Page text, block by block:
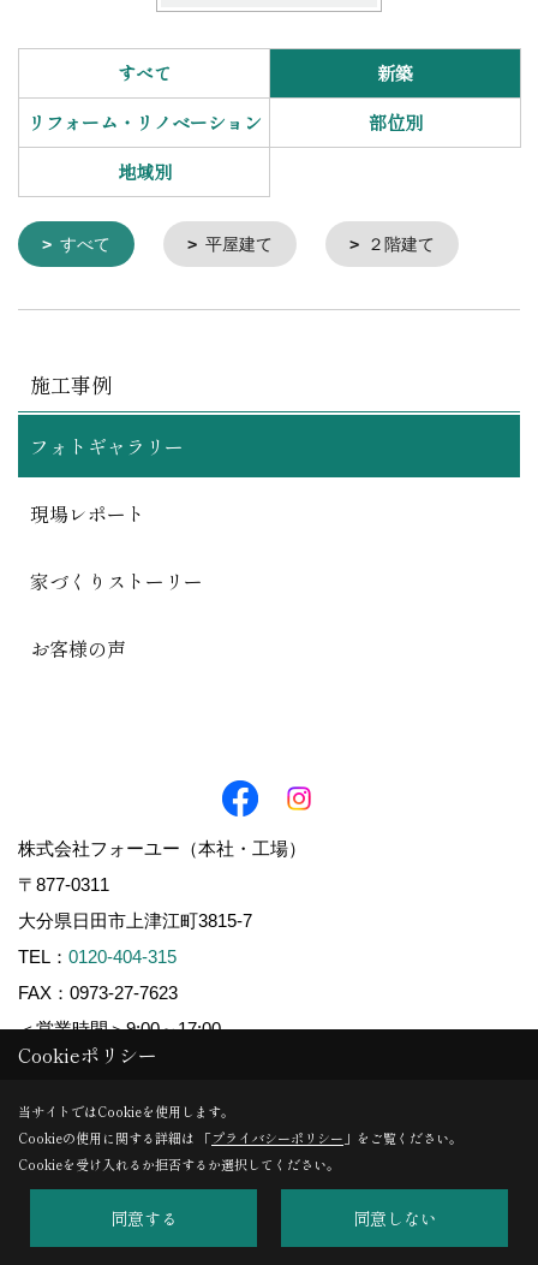
すべて
新築
リフォーム・リノベーション
部位別
地域別
すべて 平屋建て ２階建て
施工事例
フォトギャラリー
現場レポート
家づくりストーリー
お客様の声
株式会社フォーユー（本社・工場）
〒877-0311
大分県日田市上津江町3815-7
TEL： 0120-404-315
FAX：0973-27-7623
＜営業時間＞9:00～17:00
＜定休日＞電話受付：日曜・祝日
（イベント・打合せは、お客様のご都合に合わせて対応して
おります。）
福岡営業所・ショールーム（事前予約制）
〒812-0013
Cookieポリシー
当サイトではCookieを使用します。
Cookieの使用に関する詳細は 「プライバシーポリシー 」をご覧ください。
Cookieを受け入れるか拒否するか選択してください。
同意する 同意しない